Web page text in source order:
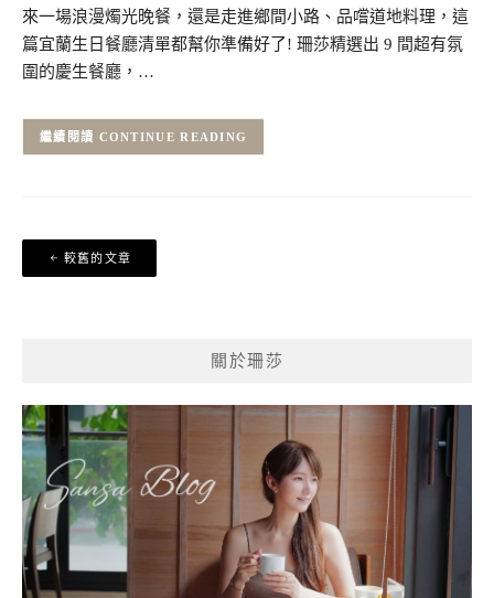
來一場浪漫燭光晚餐，還是走進鄉間小路、品嚐道地料理，這
篇宜蘭生日餐廳清單都幫你準備好了! 珊莎精選出 9 間超有氛
圍的慶生餐廳，…
CONTINUE READING
文
章
較舊的文章
關於珊莎